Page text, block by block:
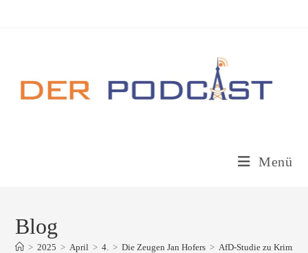
Menü
Blog
> 2025 > April > 4. > Die Zeugen Jan Hofers > AfD-Studie zu